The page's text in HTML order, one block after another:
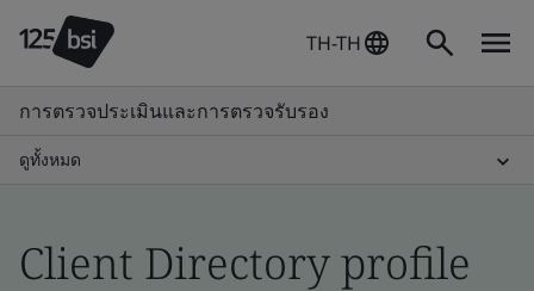
TH-TH
การตรวจประเมินและการตรวจรับรอง
ดูทั้งหมด
Client Directory profile